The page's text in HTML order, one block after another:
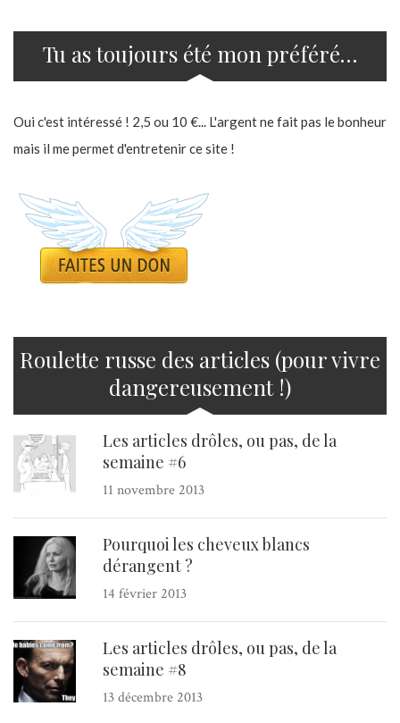
Tu as toujours été mon préféré…
Oui c'est intéressé ! 2,5 ou 10 €... L'argent ne fait pas le bonheur
mais il me permet d'entretenir ce site !
Roulette russe des articles (pour vivre
dangereusement !)
Les articles drôles, ou pas, de la
semaine #6
11 novembre 2013
Pourquoi les cheveux blancs
dérangent ?
14 février 2013
Les articles drôles, ou pas, de la
semaine #8
13 décembre 2013